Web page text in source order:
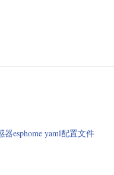
esphome yaml配置文件